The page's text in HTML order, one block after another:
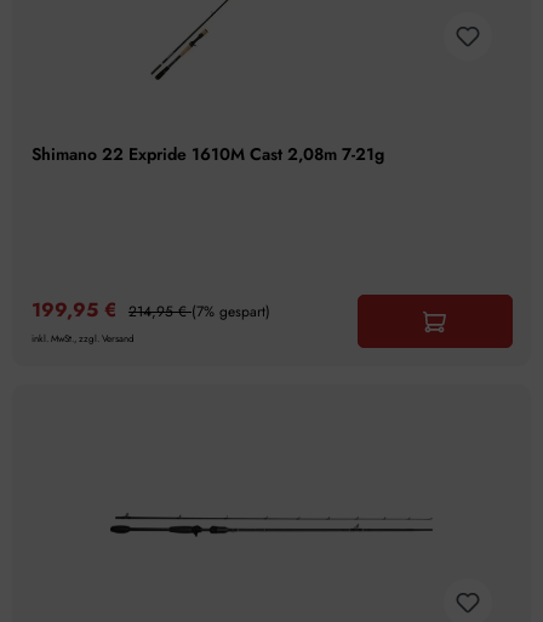
Shimano 22 Expride 1610M Cast 2,08m 7-21g
199,95 € 214,95 €(7% gespart)
inkl. MwSt., zzgl. Versand